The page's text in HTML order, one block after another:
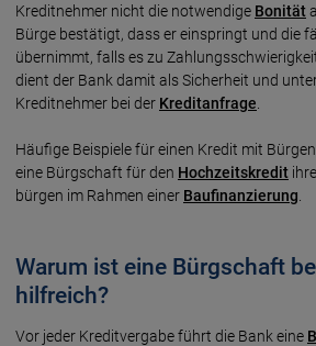
Kreditnehmer nicht die notwendige Bonität
Bürge bestätigt, dass er einspringt und die
übernimmt, falls es zu
dient der Bank damit als Sicherheit und
Kreditnehmer bei der Kreditanfrage
Häufige Beispiele für einen Kredit mit
eine Bürgschaft für den Hochzeitskredit
bürgen im Rahmen einer Baufinanzierung
Warum ist eine Bürgschaft
hilfreich?
Vor jeder Kreditvergabe führt die Bank eine